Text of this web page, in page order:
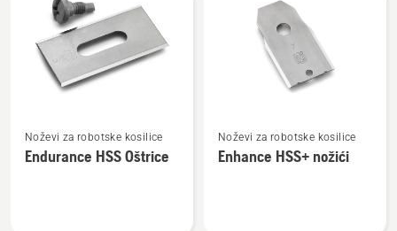
dvostruka
više
detalja
Noževi za robotske kosilice
Endurance HSS Oštrice
više
detalja
Noževi za robotske kosilice
Enhance HSS+ nožići